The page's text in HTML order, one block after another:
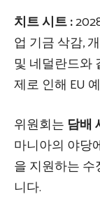
치트 시트 :
업 기금 삭감,
및 네덜란드와
제로 인해 EU
위원회는 담배
마니아의 야당
을 지원하는 수
니다.